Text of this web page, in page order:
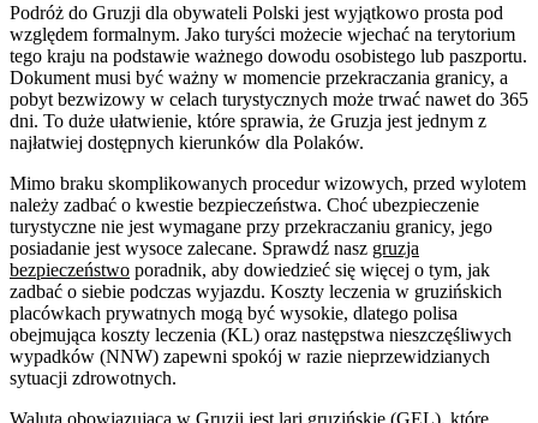
Podróż do Gruzji dla obywateli Polski jest wyjątkowo prosta pod
względem formalnym. Jako turyści możecie wjechać na terytorium
tego kraju na podstawie ważnego dowodu osobistego lub paszportu.
Dokument musi być ważny w momencie przekraczania granicy, a
pobyt bezwizowy w celach turystycznych może trwać nawet do 365
dni. To duże ułatwienie, które sprawia, że Gruzja jest jednym z
najłatwiej dostępnych kierunków dla Polaków.
Mimo braku skomplikowanych procedur wizowych, przed wylotem
należy zadbać o kwestie bezpieczeństwa. Choć ubezpieczenie
turystyczne nie jest wymagane przy przekraczaniu granicy, jego
posiadanie jest wysoce zalecane. Sprawdź nasz gruzja
bezpieczeństwo poradnik, aby dowiedzieć się więcej o tym, jak
zadbać o siebie podczas wyjazdu. Koszty leczenia w gruzińskich
placówkach prywatnych mogą być wysokie, dlatego polisa
obejmująca koszty leczenia (KL) oraz następstwa nieszczęśliwych
wypadków (NNW) zapewni spokój w razie nieprzewidzianych
sytuacji zdrowotnych.
Walutą obowiązującą w Gruzji jest lari gruzińskie (GEL), które